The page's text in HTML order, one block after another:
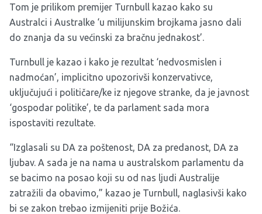
Tom je prilikom premijer Turnbull kazao kako su
Australci i Australke ‘u milijunskim brojkama jasno dali
do znanja da su većinski za bračnu jednakost’.
Turnbull je kazao i kako je rezultat ‘nedvosmislen i
nadmoćan’, implicitno upozorivši konzervativce,
uključujući i političare/ke iz njegove stranke, da je javnost
‘gospodar politike’, te da parlament sada mora
ispostaviti rezultate.
“Izglasali su DA za poštenost, DA za predanost, DA za
ljubav. A sada je na nama u australskom parlamentu da
se bacimo na posao koji su od nas ljudi Australije
zatražili da obavimo,” kazao je Turnbull, naglasivši kako
bi se zakon trebao izmijeniti prije Božića.